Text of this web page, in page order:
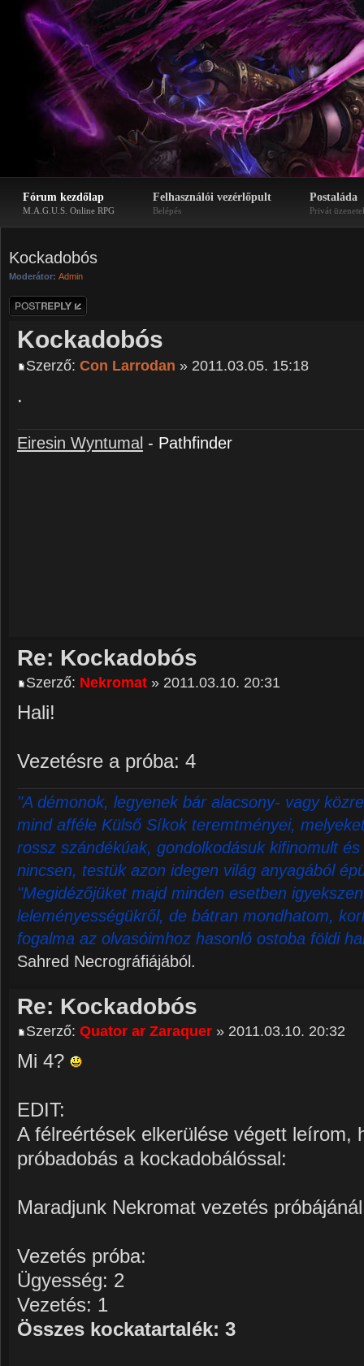
Fórum kezdőlap
M.A.G.U.S. Online RPG
Felhasználói vezérlőpult
Belépés
Postaláda
Privát
Kockadobós
Moderátor: Admin
Hozzászólás
küldése
Kockadobós
Szerző: Con Larrodan » 2011.03.05. 15:18
.
Eiresin Wyntumal - Pathfinder
Re: Kockadobós
Szerző: Nekromat » 2011.03.10. 20:31
Hali!
Vezetésre a próba: 4
"A démonok, legyenek bár alacsony- vagy
mind afféle Külső Síkok teremtményei,
rossz szándékúak, gondolkodásuk kifinomult
nincsen, testük azon idegen világ anyagából
"Megidézőjüket majd minden esetben
leleményességükről, de bátran mondhatom,
fogalma az olvasóimhoz hasonló ostoba földi
Sahred Necrográfiájából.
Re: Kockadobós
Szerző: Quator ar Zaraquer » 2011.03.10. 20:32
Mi 4?
EDIT:
A félreértések elkerülése végett leírom,
próbadobás a kockadobálóssal:
Maradjunk Nekromat vezetés
Vezetés próba:
Ügyesség: 2
Vezetés: 1
Összes kockatartalék: 3